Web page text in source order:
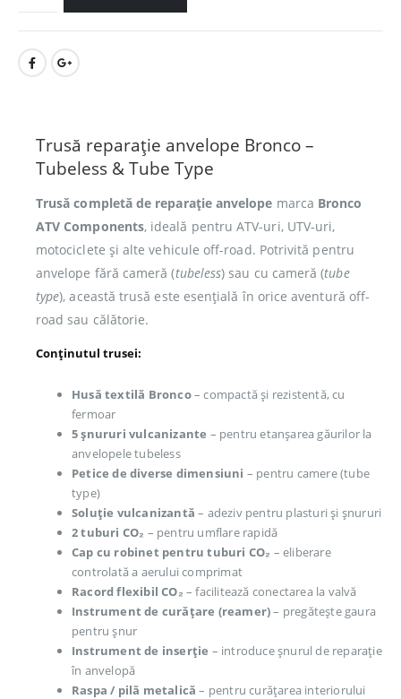
Trusă reparație anvelope Bronco –
Tubeless & Tube Type
Trusă completă de reparație anvelope marca Bronco
ATV Components, ideală pentru ATV-uri, UTV-uri,
motociclete și alte vehicule off-road. Potrivită pentru
anvelope fără cameră (tubeless) sau cu cameră (tube
type), această trusă este esențială în orice aventură off-
road sau călătorie.
Conținutul trusei:
Husă textilă Bronco– compactă și rezistentă, cu
fermoar
5 șnururi vulcanizante – pentru etanșarea găurilor la
anvelopele tubeless
Petice de diverse dimensiuni – pentru camere (tube
type)
Soluție vulcanizantă – adeziv pentru plasturi și șnururi
2 tuburi CO₂ – pentru umflare rapidă
Cap cu robinet pentru tuburi CO₂ – eliberare
controlată a aerului comprimat
Racord flexibil CO₂ – facilitează conectarea la valvă
Instrument de curățare (reamer)– pregătește gaura
pentru șnur
Instrument de inserție – introduce șnurul de reparație
în anvelopă
Raspa / pilă metalică – pentru curățarea interiorului